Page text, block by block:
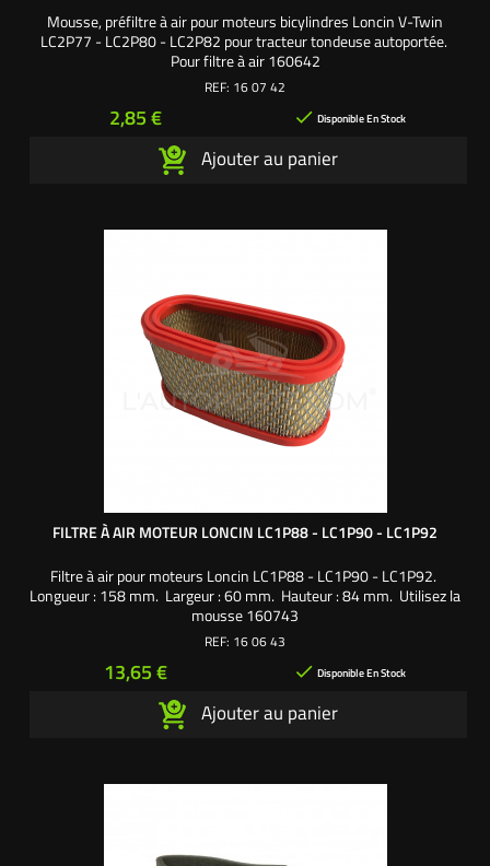
Mousse, préfiltre à air pour moteurs bicylindres Loncin V-Twin
LC2P77 - LC2P80 - LC2P82 pour tracteur tondeuse autoportée.
Pour filtre à air 160642
REF: 16 07 42
Prix
2,85 €  Disponible En Stock
Ajouter au panier
FILTRE À AIR MOTEUR LONCIN LC1P88 - LC1P90 - LC1P92
Filtre à air pour moteurs Loncin LC1P88 - LC1P90 - LC1P92.
Longueur : 158 mm. Largeur : 60 mm. Hauteur : 84 mm. Utilisez la
mousse 160743
REF: 16 06 43
Prix
13,65 €  Disponible En Stock
Ajouter au panier